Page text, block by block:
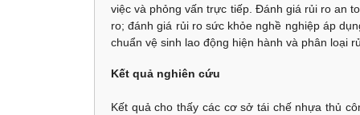
việc và phỏng vấn trực tiếp. Đánh giá rủi ro an
ro; đánh giá rủi ro sức khỏe nghề nghiệp áp
chuẩn vệ sinh lao động hiện hành và phân loại
Kết quả nghiên cứu
Kết quả cho thấy các cơ sở tái chế nhựa thủ